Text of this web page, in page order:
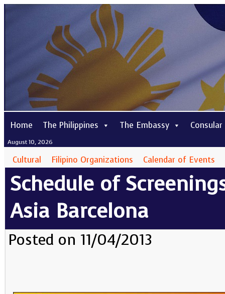
Home The Philippines The Embassy Consular
August 10, 2026
Cultural Filipino Organizations Calendar of Events
Schedule of
Asia Barcelona
Posted on 11/04/2013